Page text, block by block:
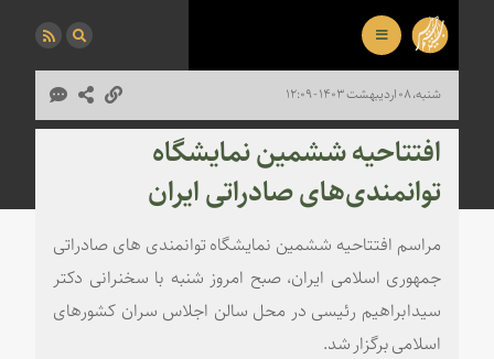
شنبه، ۰۸ اردیبهشت ۱۴۰۳ - ۱۲:۰۹
افتتاحیه ششمین نمایشگاه
توانمندی‌های صادراتی ایران
مراسم افتتاحیه ششمین نمایشگاه توانمندی های صادراتی
جمهوری اسلامی ایران، صبح امروز شنبه با سخنرانی دکتر
سیدابراهیم رئیسی در محل سالن اجلاس سران کشورهای
اسلامی برگزار شد.